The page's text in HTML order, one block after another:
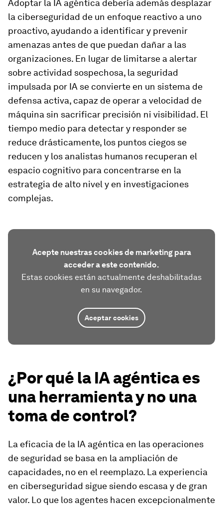
Adoptar la IA agéntica debería además desplazar
la ciberseguridad de un enfoque reactivo a uno
proactivo, ayudando a identificar y prevenir
amenazas antes de que puedan dañar a las
organizaciones. En lugar de limitarse a alertar
sobre actividad sospechosa, la seguridad
impulsada por IA se convierte en un sistema de
defensa activa, capaz de operar a velocidad de
máquina sin sacrificar precisión ni visibilidad. El
tiempo medio para detectar y responder se
reduce drásticamente, los puntos ciegos se
reducen y los analistas humanos recuperan el
espacio cognitivo para concentrarse en la
estrategia de alto nivel y en investigaciones
complejas.
Acepte nuestras cookies de marketing para
acceder a este contenido.
Estas cookies están actualmente deshabilitadas
en su navegador.
Aceptar cookies
¿Por qué la IA agéntica es
una herramienta y no una
toma de control?
La eficacia de la IA agéntica en las operaciones
de seguridad se basa en la ampliación de
capacidades, no en el reemplazo. La experiencia
en ciberseguridad sigue siendo escasa y de gran
valor. Lo que los agentes hacen excepcionalmente